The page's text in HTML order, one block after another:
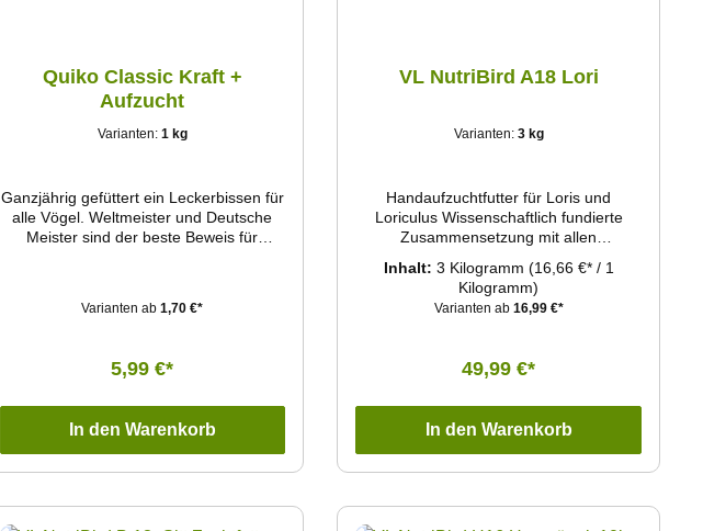
Quiko Classic Kraft +
Aufzucht
Varianten: 1 kg
Ganzjährig gefüttert ein Leckerbissen für
alle Vögel. Weltmeister und Deutsche
Meister sind der beste Beweis für
Varianten ab 1,70 €*
5,99 €*
In den Warenkorb
VL NutriBird A18 Lori
Varianten: 3 kg
Handaufzuchtfutter für Loris und
Loriculus Wissenschaftlich fundierte
Zusammensetzung mit allen
Sorgt für eine optimale Entwicklung zu
völlig gesunden Jungvögeln. Kann vom
Schlüpfen bis zur Entwöhnung
Verdauungsenzymen und organische
von Vogelparks und Spitzenzüchtern
verwendet.
Inhalt: 3 Kilogramm (16,66 €* / 1
Kilogramm)
Varianten ab16,99 €*
49,99 €*
In den Warenkorb